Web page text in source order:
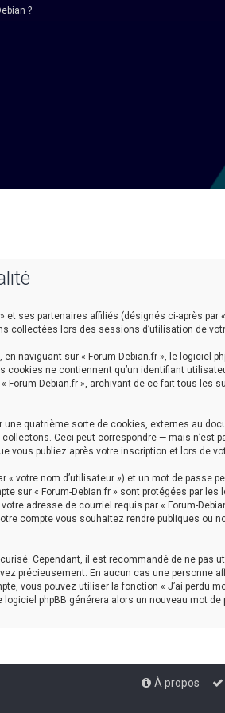
?
ses partenaires affiliés (désignés ci-après par
collectées lors des sessions d’utilisation de
naviguant sur « Forum-Debian.fr », le logiciel
cookies ne contiennent qu’un identifiant
Debian.fr », archivant de ce fait tous
quatrième sorte de cookies, externes au
Ceci peut correspondre — mais n’est
vous publiez après votre inscription et lors de
votre nom d’utilisateur ») et un mot de
sur « Forum-Debian.fr » sont protégées par
adresse de courriel requis par « Forum-
compte vous souhaitez rendre publiques ou
Cependant, il est recommandé de ne
précieusement. En aucun cas une personne
vous pouvez utiliser la fonction « J’ai perdu
phpBB générera alors un nouveau mot
À propos